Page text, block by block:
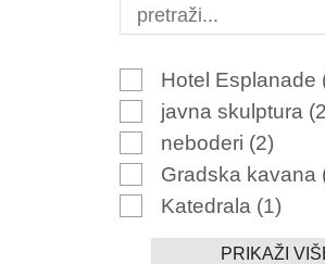
Hotel Esplanade
javna skulptura
neboderi (2)
Gradska kavana
Katedrala (1)
PRIKAŽI